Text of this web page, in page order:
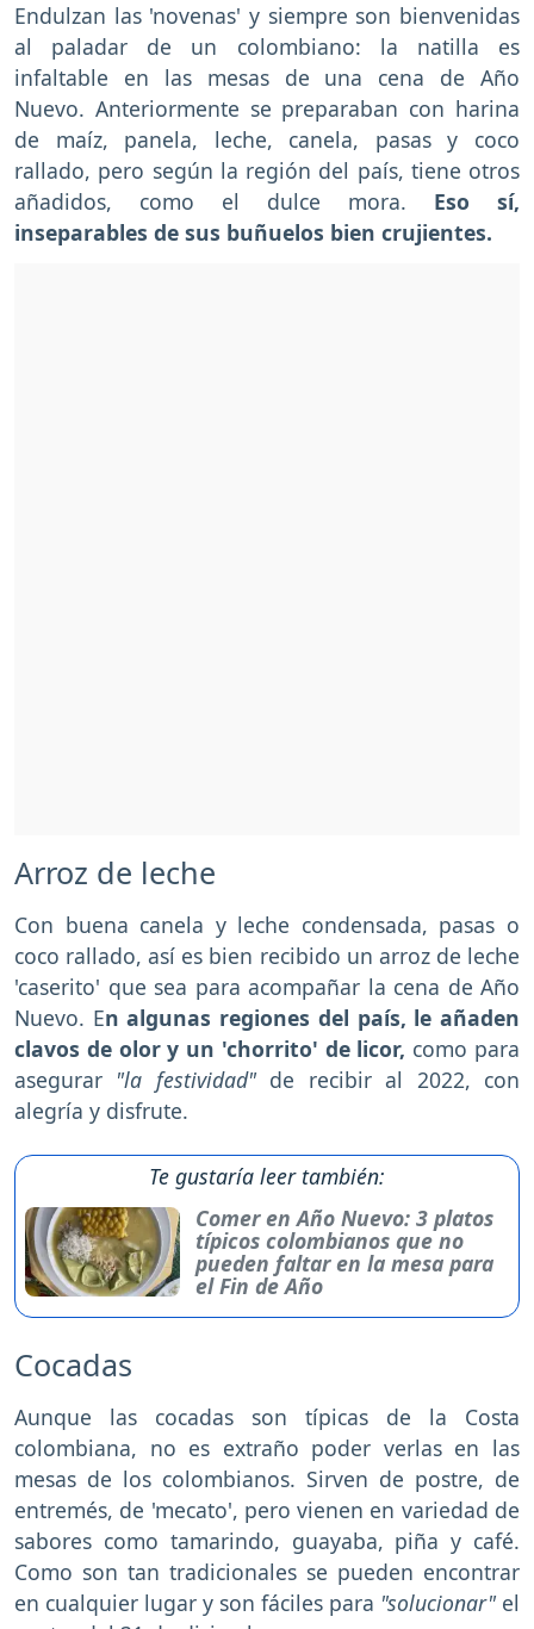
Endulzan las 'novenas' y siempre son bienvenidas
al paladar de un colombiano: la natilla es
infaltable en las mesas de una cena de Año
Nuevo. Anteriormente se preparaban con harina
de maíz, panela, leche, canela, pasas y coco
rallado, pero según la región del país, tiene otros
añadidos, como el dulce mora. Eso sí,
inseparables de sus buñuelos bien crujientes.
Arroz de leche
Con buena canela y leche condensada, pasas o
coco rallado, así es bien recibido un arroz de leche
'caserito' que sea para acompañar la cena de Año
Nuevo. En algunas regiones del país, le añaden
clavos de olor y un 'chorrito' de licor, como para
asegurar "la festividad"de recibir al 2022, con
alegría y disfrute.
Te gustaría leer también:
Comer en Año Nuevo: 3 platos
típicos colombianos que no
pueden faltar en la mesa para
el Fin de Año
Cocadas
Aunque las cocadas son típicas de la Costa
colombiana, no es extraño poder verlas en las
mesas de los colombianos. Sirven de postre, de
entremés, de 'mecato', pero vienen en variedad de
sabores como tamarindo, guayaba, piña y café.
Como son tan tradicionales se pueden encontrar
en cualquier lugar y son fáciles para "solucionar" el